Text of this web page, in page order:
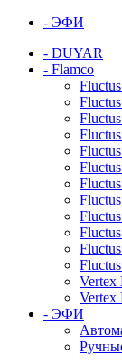
- ЭФИ
- DUYAR
- Flamco
Vertex
Vertex
- ЭФИ